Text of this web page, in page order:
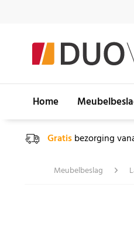
Home
Gratisbezorging
Meubelbeslag